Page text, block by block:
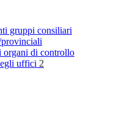
gruppi consiliari
organi di controllo
uffici 2